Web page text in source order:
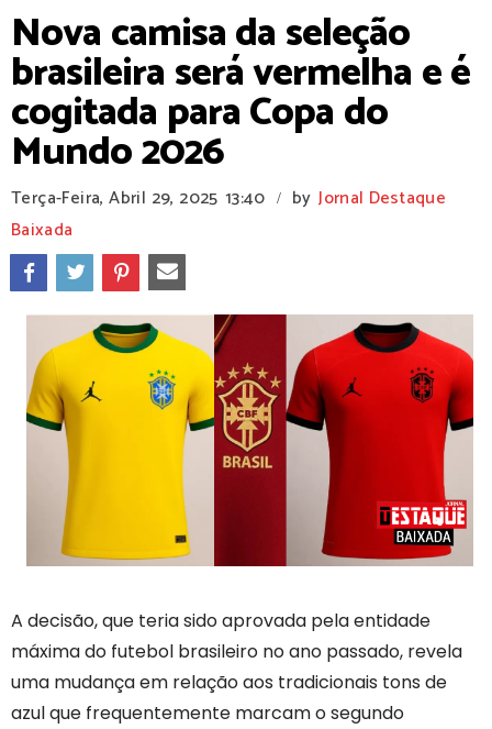
Nova camisa da seleção
brasileira será vermelha e é
cogitada para Copa do
Mundo 2026
Terça-Feira, Abril 29, 2025 13:40 / by Jornal Destaque
Baixada
A decisão, que teria sido aprovada pela entidade
máxima do futebol brasileiro no ano passado, revela
uma mudança em relação aos tradicionais tons de
azul que frequentemente marcam o segundo